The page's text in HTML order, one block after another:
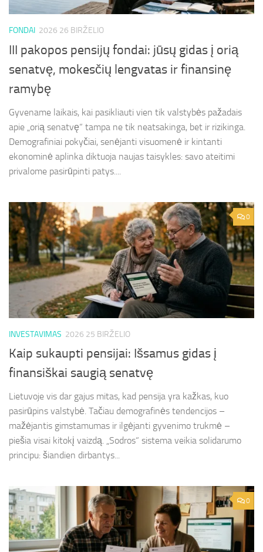
FONDAI 2026 26 BIRŽELIO
III pakopos pensijų fondai: jūsų gidas į orią
senatvę, mokesčių lengvatas ir finansinę
ramybę
Gyvename laikais, kai pasikliauti vien tik valstybės pažadais
apie „orią senatvę“ tampa ne tik neatsakinga, bet ir rizikinga.
Demografiniai pokyčiai, senėjanti visuomenė ir kintanti
ekonominė aplinka diktuoja naujas taisykles: savo ateitimi
privalome pasirūpinti patys....
0
INVESTAVIMAS 2026 25 BIRŽELIO
Kaip sukaupti pensijai: Išsamus gidas į
finansiškai saugią senatvę
Lietuvoje vis dar gajus mitas, kad pensija yra kažkas, kuo
pasirūpins valstybė. Tačiau demografinės tendencijos –
mažėjantis gimstamumas ir ilgėjanti gyvenimo trukmė –
piešia visai kitokį vaizdą. „Sodros“ sistema veikia solidarumo
principu: šiandien dirbantys...
0